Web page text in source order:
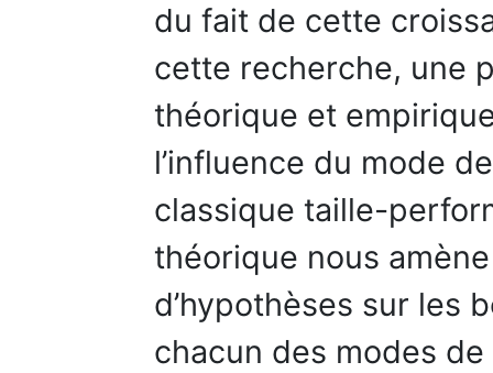
du fait de cette
cette recherche, une
théorique et
l’influence du mode
classique taille-
théorique nous
d’hypothèses sur les
chacun des modes